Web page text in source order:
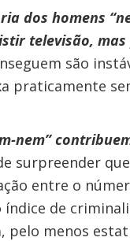
dos homens
televisão,
são
praticamente
nem”
surpreender
entre o
índice de
pelo menos